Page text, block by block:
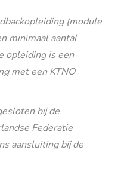
(module
minimaal aantal
opleiding is een
met een KTNO
bij de
Federatie
aansluiting bij de